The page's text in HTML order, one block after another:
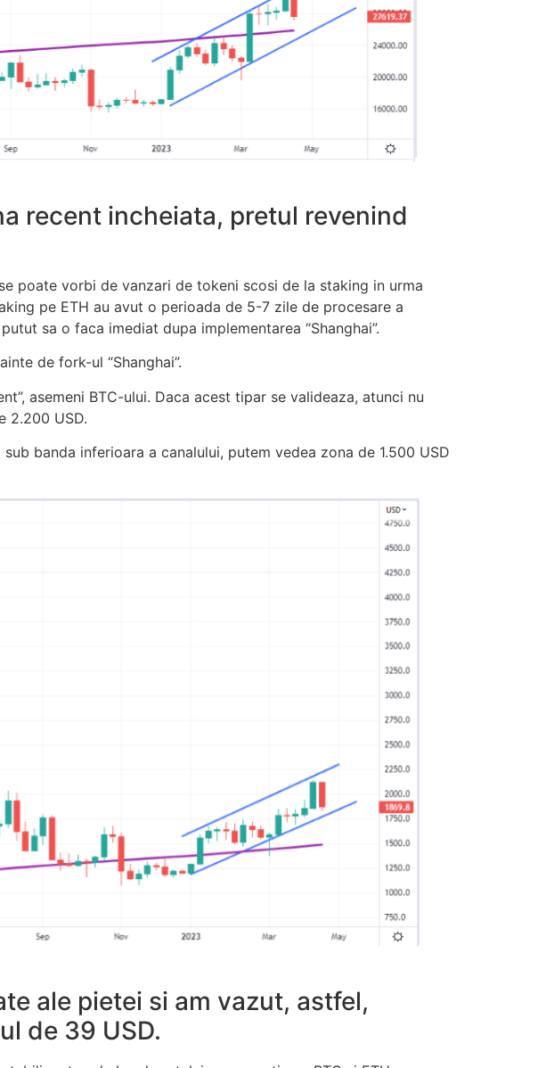
recent incheiata, pretul revenind
poate vorbi de vanzari de tokeni scosi de la staking in urma
pe ETH au avut o perioada de 5-7 zile de procesare a
sa o faca imediat dupa implementarea “Shanghai”.
de fork-ul “Shanghai”.
asemeni BTC-ului. Daca acest tipar se valideaza, atunci nu
2.200 USD.
banda inferioara a canalului, putem vedea zona de 1.500 USD
ale pietei si am vazut, astfel,
de 39 USD.